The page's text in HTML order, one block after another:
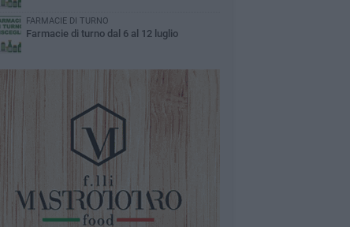
FARMACIE DI TURNO
Farmacie di turno dal 6 al 12 luglio